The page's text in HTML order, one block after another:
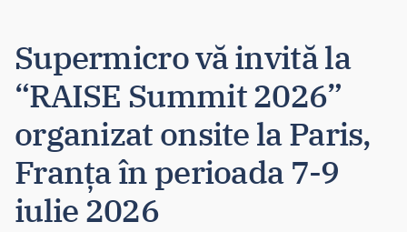
Supermicro vă invită la
“RAISE Summit 2026”
organizat onsite la Paris,
Franța în perioada 7-9
iulie 2026